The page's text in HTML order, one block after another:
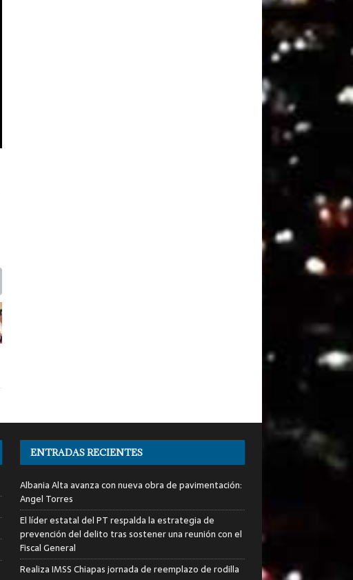
ENTRADAS RECIENTES
Albania Alta avanza con nueva obra de pavimentación:
Angel Torres
El líder estatal del PT respalda la estrategia de
prevención del delito tras sostener una reunión con el
Fiscal General
Realiza IMSS Chiapas jornada de reemplazo de rodilla